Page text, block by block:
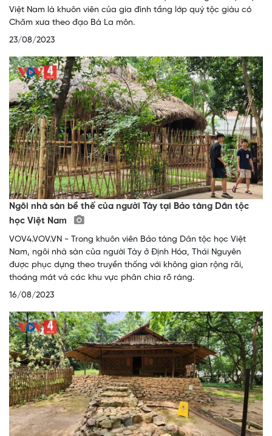
Việt Nam là khuôn viên của gia đình tầng lớp quý tộc giàu có
Chăm xưa theo đạo Bà La môn.
23/08/2023
Ngôi nhà sàn bề thế của người Tày tại Bảo tàng Dân tộc
học Việt Nam
VOV4.VOV.VN - Trong khuôn viên Bảo tàng Dân tộc học Việt
Nam, ngôi nhà sàn của người Tày ở Định Hóa, Thái Nguyên
được phục dựng theo truyền thống với không gian rộng rãi,
thoáng mát và các khu vực phân chia rõ ràng.
16/08/2023